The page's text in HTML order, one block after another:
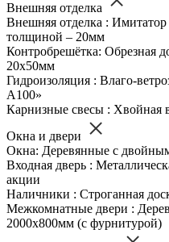
Внешняя отделка
Внешняя отделка :
толщиной – 20мм
Контробрешётка: Обрезная
20х50мм
Гидроизоляция : Влаго-
А100»
Карнизные свесы : Хвойная
Окна и двери
Окна: Деревянные с
Входная дверь :
акции
Наличники : Строганная
Межкомнатные двери :
2000х800мм (с фурнитурой)